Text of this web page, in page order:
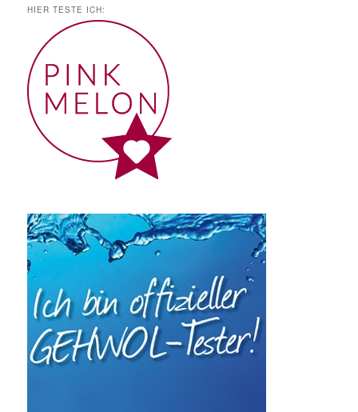
HIER TESTE ICH: